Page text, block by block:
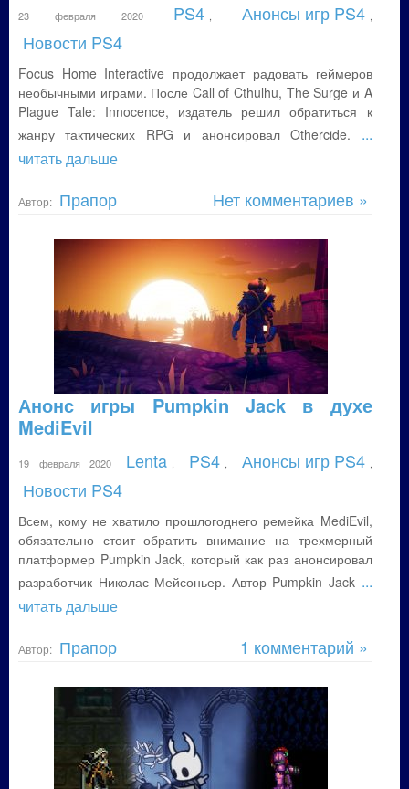
23 февраля 2020 PS4 Анонсы игр PS4
Новости PS4
Focus Home Interactive продолжает радовать геймеров
необычными играми. После Call of Cthulhu, The Surge и A
Plague Tale: Innocence, издатель решил обратиться к
жанру тактических RPG и анонсировал Othercide. ...
читать дальше
Автор: Прапор Нет комментариев »
Анонс игры Pumpkin Jack в духе
MediEvil
19 февраля 2020 Lenta PS4 Анонсы игр PS4
Новости PS4
Всем, кому не хватило прошлогоднего ремейка MediEvil,
обязательно стоит обратить внимание на трехмерный
платформер Pumpkin Jack, который как раз анонсировал
разработчик Николас Мейсоньер. Автор Pumpkin Jack ...
читать дальше
Автор: Прапор 1 комментарий »